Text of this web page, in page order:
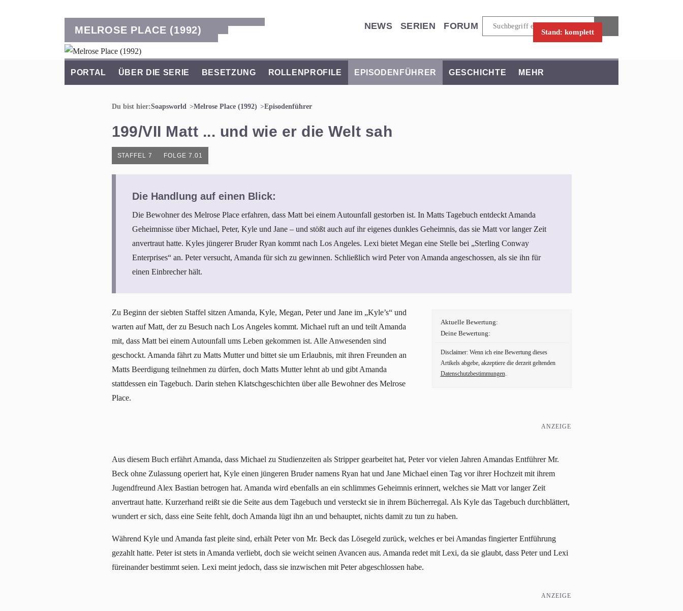
NEWS SERIEN FORUM
MELROSE PLACE (1992) Stand: komplett
PORTAL ÜBER DIE SERIE BESETZUNG ROLLENPROFILE EPISODENFÜHRER GESCHICHTE MEHR
Du bist hier:Soapsworld Melrose Place (1992) Episodenführer
199/VII Matt ... und wie er die Welt sah
STAFFEL 7 FOLGE 7.01
Die Handlung auf einen Blick:
Die Bewohner des Melrose Place erfahren, dass Matt bei einem Autounfall gestorben ist. In Matts Tagebuch entdeckt Amanda
Geheimnisse über Michael, Peter, Kyle und Jane – und stößt auch auf ihr eigenes dunkles Geheimnis, das sie Matt vor langer Zeit
anvertraut hatte. Kyles jüngerer Bruder Ryan kommt nach Los Angeles. Lexi bietet Megan eine Stelle bei „Sterling Conway
Enterprises“ an. Peter versucht, Amanda für sich zu gewinnen. Schließlich wird Peter von Amanda angeschossen, als sie ihn für
einen Einbrecher hält.
Aktuelle Bewertung:
Deine Bewertung:
Disclaimer: Wenn ich eine Bewertung dieses
Artikels abgebe, akzeptiere die derzeit geltenden
Datenschutzbestimmungen.
Zu Beginn der siebten Staffel sitzen Amanda, Kyle, Megan, Peter und Jane im „Kyle’s“ und
warten auf Matt, der zu Besuch nach Los Angeles kommt. Michael ruft an und teilt Amanda
mit, dass Matt bei einem Autounfall ums Leben gekommen ist. Alle Anwesenden sind
geschockt. Amanda fährt zu Matts Mutter und bittet sie um Erlaubnis, mit ihren Freunden an
Matts Beerdigung teilnehmen zu dürfen, doch Matts Mutter lehnt ab und gibt Amanda
stattdessen ein Tagebuch. Darin stehen Klatschgeschichten über alle Bewohner des Melrose
Place.
ANZEIGE
Aus diesem Buch erfährt Amanda, dass Michael zu Studienzeiten als Stripper gearbeitet hat, Peter vor vielen Jahren Amandas Entführer Mr.
Beck ohne Zulassung operiert hat, Kyle einen jüngeren Bruder namens Ryan hat und Jane Michael einen Tag vor ihrer Hochzeit mit ihrem
Jugendfreund Alex Bastian betrogen hat. Amanda wird ebenfalls an ein schlimmes Geheimnis erinnert, welches sie Matt vor langer Zeit
anvertraut hatte. Kurzerhand reißt sie die Seite aus dem Tagebuch und versteckt sie in ihrem Bücherregal. Als Kyle das Tagebuch durchblättert,
wundert er sich, dass eine Seite fehlt, doch Amanda lügt ihn an und behauptet, nichts damit zu tun zu haben.
Während Kyle und Amanda fast pleite sind, erhält Peter von Mr. Beck das Lösegeld zurück, welches er bei Amandas fingierter Entführung
gezahlt hatte. Peter ist stets in Amanda verliebt, doch sie weicht seinen Avancen aus. Amanda redet mit Lexi, da sie glaubt, dass Peter und Lexi
füreinander bestimmt seien. Lexi meint jedoch, dass sie inzwischen mit Peter abgeschlossen habe.
ANZEIGE